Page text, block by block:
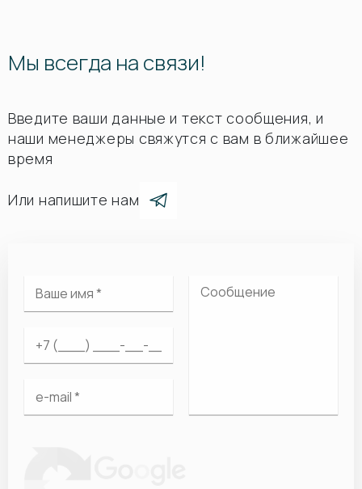
Мы всегда на связи!
Введите ваши данные и текст сообщения, и
наши менеджеры свяжутся с вам в ближайшее
время
Или напишите нам